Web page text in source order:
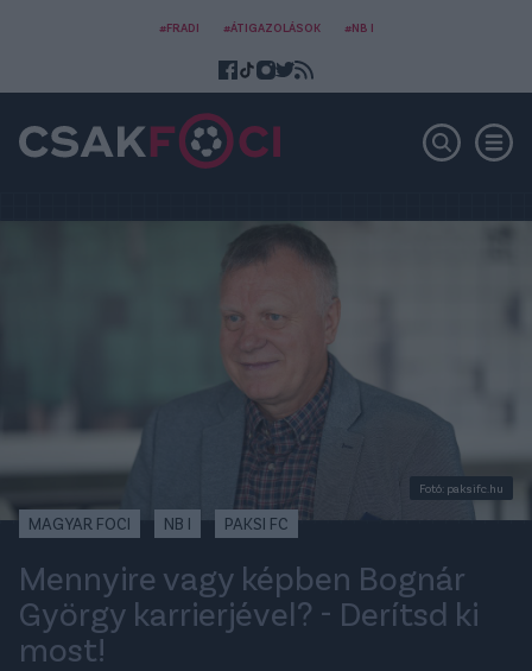
#FRADI #ÁTIGAZOLÁSOK #NB I
Fotó: paksifc.hu
MAGYAR FOCI NB I PAKSI FC
Mennyire vagy képben Bognár
György karrierjével? - Derítsd ki
most!